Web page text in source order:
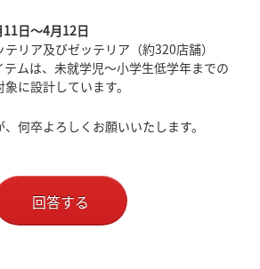
日～4月12日
リア及びゼッテリア（約320店舗）
ムは、未就学児～小学生低学年までの
に設計しています。
何卒よろしくお願いいたします。
回答する